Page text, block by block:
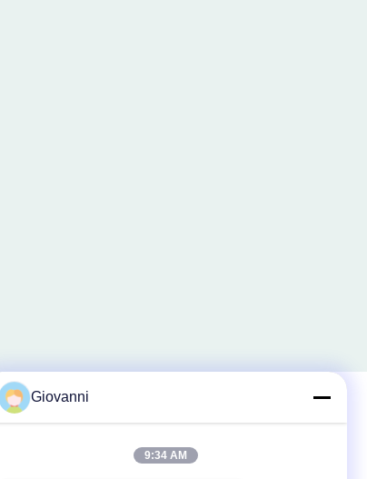
Giovanni
9:34 AM